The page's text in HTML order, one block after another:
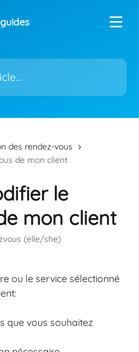
des rendez-vous
de mon client
le
mon client
(elle/she)
ou le service sélectionné
que vous souhaitez